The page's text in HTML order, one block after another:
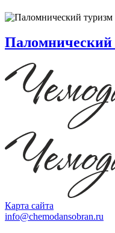
Паломнический
Карта сайта
info@chemodansobran.ru